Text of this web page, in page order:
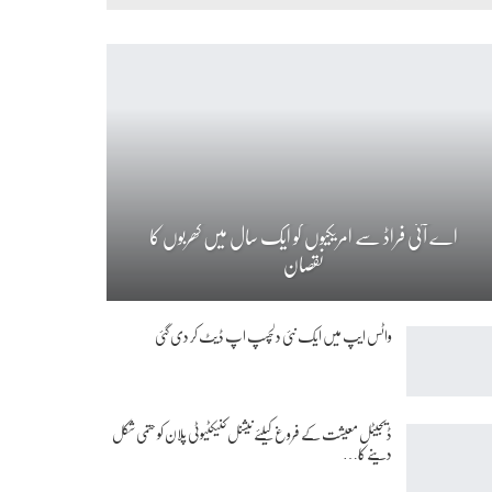
اے آئی فراڈ سے امریکیوں کو ایک سال میں کھربوں کا
نقصان
واٹس ایپ میں ایک نئی دلچسپ اپ ڈیٹ کر دی گئی
ڈیجیٹل معیشت کے فروغ کیلئے نیشنل کنیکٹیوٹی پلان کو حتمی شکل
دینے کا…